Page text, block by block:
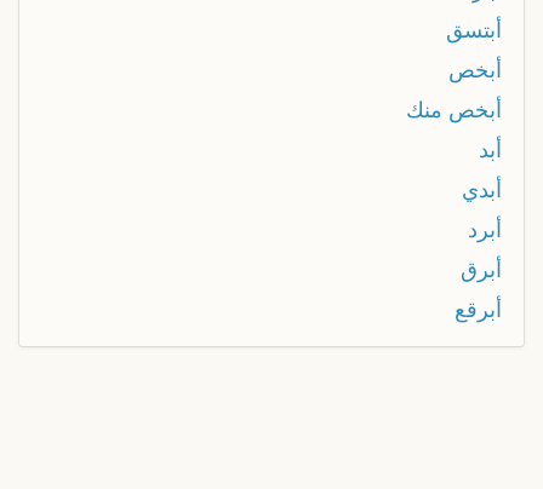
أبتسق
أبخص
أبخص منك
أبد
أبدي
أبرد
أبرق
أبرقع